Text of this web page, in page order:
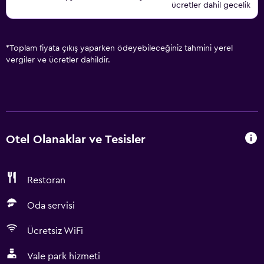
ücretler dahil gecelik
*Toplam fiyata çıkış yaparken ödeyebileceğiniz tahmini yerel
vergiler ve ücretler dahildir.
Otel Olanaklar ve Tesisler
Restoran
Oda servisi
Ücretsiz WiFi
Vale park hizmeti